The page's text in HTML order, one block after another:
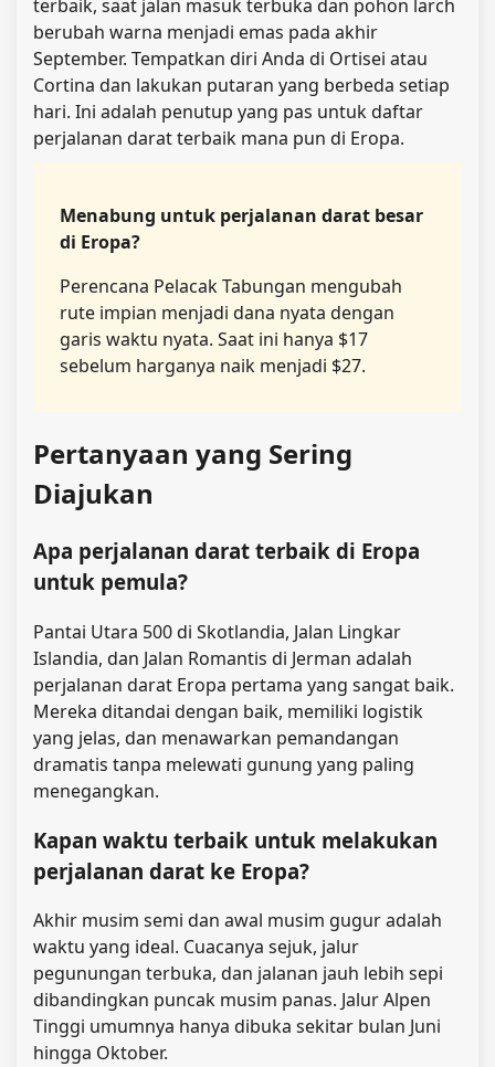
terbaik, saat jalan masuk terbuka dan pohon larch
berubah warna menjadi emas pada akhir
September. Tempatkan diri Anda di Ortisei atau
Cortina dan lakukan putaran yang berbeda setiap
hari. Ini adalah penutup yang pas untuk daftar
perjalanan darat terbaik mana pun di Eropa.
Menabung untuk perjalanan darat besar
di Eropa?
Perencana Pelacak Tabungan mengubah
rute impian menjadi dana nyata dengan
garis waktu nyata. Saat ini hanya $17
sebelum harganya naik menjadi $27.
Pertanyaan yang Sering
Diajukan
Apa perjalanan darat terbaik di Eropa
untuk pemula?
Pantai Utara 500 di Skotlandia, Jalan Lingkar
Islandia, dan Jalan Romantis di Jerman adalah
perjalanan darat Eropa pertama yang sangat baik.
Mereka ditandai dengan baik, memiliki logistik
yang jelas, dan menawarkan pemandangan
dramatis tanpa melewati gunung yang paling
menegangkan.
Kapan waktu terbaik untuk melakukan
perjalanan darat ke Eropa?
Akhir musim semi dan awal musim gugur adalah
waktu yang ideal. Cuacanya sejuk, jalur
pegunungan terbuka, dan jalanan jauh lebih sepi
dibandingkan puncak musim panas. Jalur Alpen
Tinggi umumnya hanya dibuka sekitar bulan Juni
hingga Oktober.